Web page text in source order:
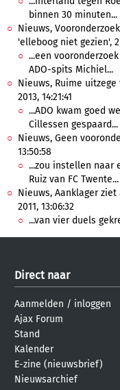
binnen 30 minuten...
Nieuws,
'elleboog niet gezien', 2
...een
ADO-spits Michiel...
Nieuws, Ruime
2013, 14:21:41
...ADO kwam goed
Cillessen gespaard...
Nieuws, Geen
13:50:58
...zou instellen naar
Ruiz van FC Twente...
Nieuws, Aanklager
2011, 13:06:32
...van vier duels
Direct naar
Aanmelden / inloggen
Ajax Forum
Stand
Kalender
E-zine (nieuwsbrief)
Nieuwsarchief